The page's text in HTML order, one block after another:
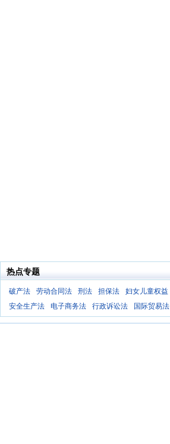
热点专题
破产法 劳动合同法 刑法 担保法 妇女儿童权益
安全生产法
电子商务法 行政诉讼法 国际贸易法